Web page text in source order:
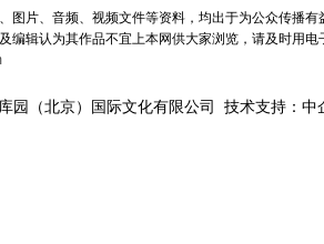
图片、音频、视频文件等资料，均出于为公众传播
编辑认为其作品不宜上本网供大家浏览，请及时用
园（北京）国际文化有限公司 技术支持：